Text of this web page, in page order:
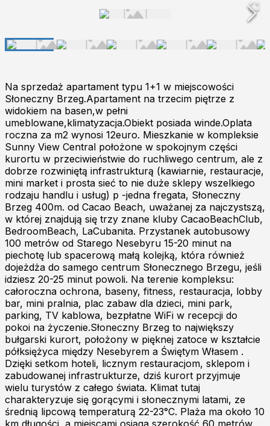
Na sprzedaż apartament typu 1+1 w miejscowości
Słoneczny Brzeg.Apartament na trzecim piętrze z
widokiem na basen,w pełni
umeblowane,klimatyzacja.Obiekt posiada winde.Oplata
roczna za m2 wynosi 12euro. Mieszkanie w kompleksie
Sunny View Central położone w spokojnym części
kurortu w przeciwieństwie do ruchliwego centrum, ale z
dobrze rozwiniętą infrastrukturą (kawiarnie, restauracje,
mini market i prosta sieć to nie duże sklepy wszelkiego
rodzaju handlu i usług) p -jedna fregata, Słoneczny
Brzeg 400m. od Cacao Beach, uważanej za najczystszą,
w której znajdują się trzy znane kluby CacaoBeachClub,
BedroomBeach, LaCubanita. Przystanek autobusowy
100 metrów od Starego Nesebyru 15-20 minut na
piechotę lub spacerową małą kolejką, która również
dojeżdża do samego centrum Słonecznego Brzegu, jeśli
idziesz 20-25 minut powoli. Na terenie kompleksu:
całoroczna ochrona, baseny, fitness, restauracja, lobby
bar, mini pralnia, plac zabaw dla dzieci, mini park,
parking, TV kablowa, bezpłatne WiFi w recepcji do
pokoi na życzenie.Słoneczny Brzeg to największy
bułgarski kurort, położony w pięknej zatoce w kształcie
półksiężyca między Nesebyrem a Świętym Własem .
Dzięki setkom hoteli, licznym restauracjom, sklepom i
zabudowanej infrastrukturze, dziś kurort przyjmuje
wielu turystów z całego świata. Klimat tutaj
charakteryzuje się gorącymi i słonecznymi latami, ze
średnią lipcową temperaturą 22-23°C. Plaża ma około 10
km długości, a miejscami osiąga szerokość 60 metrów.